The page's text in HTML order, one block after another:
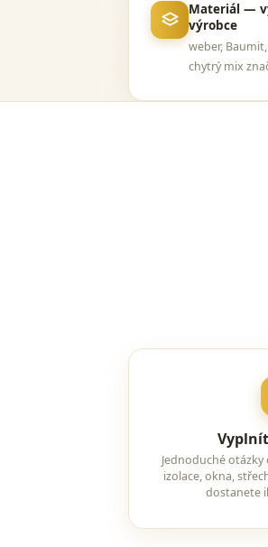
Materiál —
výrobce
weber,
chytrý mix
Jednoduché
izolace, okna,
dostanete